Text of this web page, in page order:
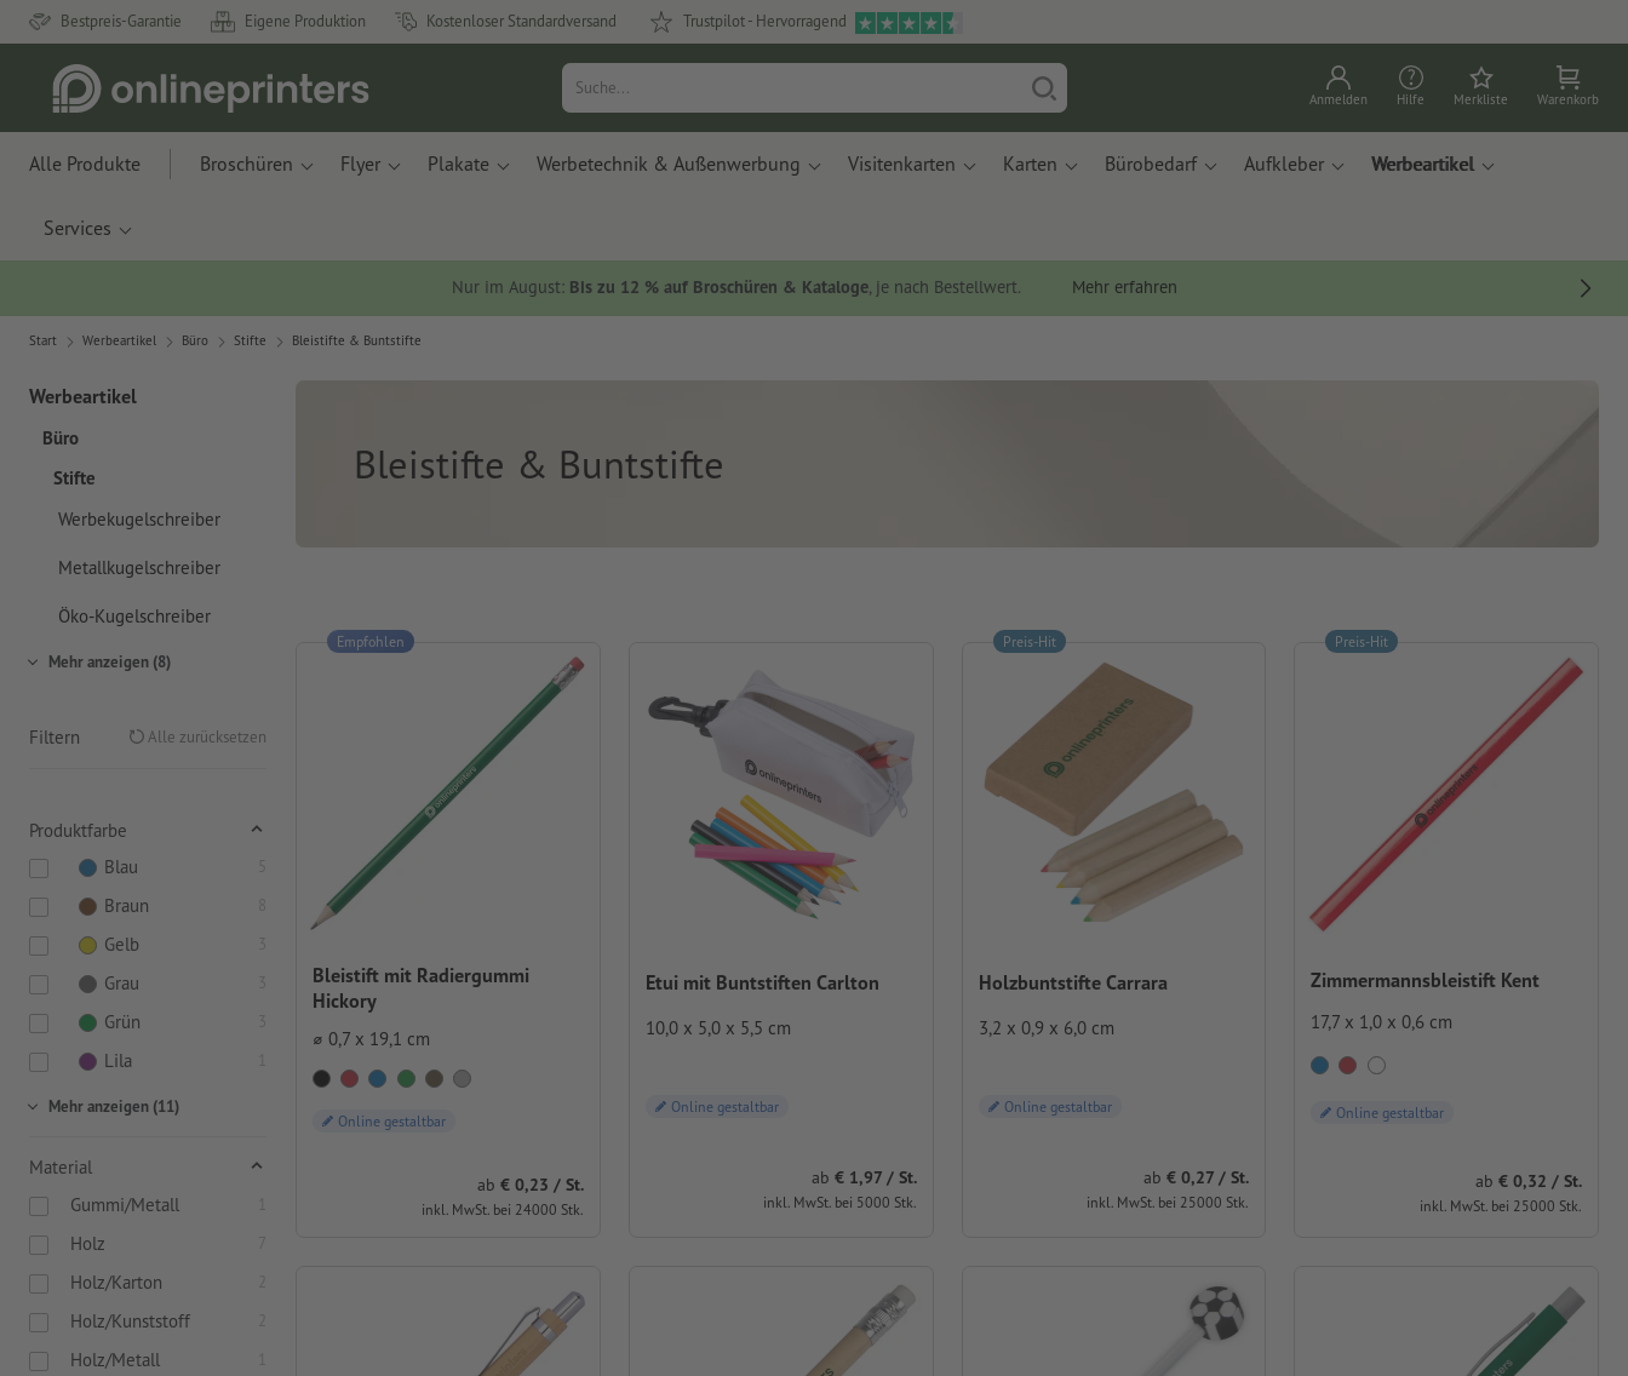
Bestpreis-Garantie Eigene Produktion Kostenloser Standardversand Trustpilot - Hervorragend
Anmelden Hilfe Merkliste Warenkorb
Alle Produkte Broschüren Flyer Plakate Werbetechnik & Außenwerbung Visitenkarten Karten Bürobedarf Aufkleber Werbeartikel
Services
Nur im August: Bis zu 12 % auf Broschüren & Kataloge, je nach Bestellwert. Mehr erfahren
Start Werbeartikel Büro Stifte Bleistifte & Buntstifte
Werbeartikel
Büro
Stifte
Werbekugelschreiber
Metallkugelschreiber
Öko-Kugelschreiber
Mehr anzeigen (8)
Filtern Alle zurücksetzen
Produktfarbe
Blau
5
Braun 8
Gelb 3
Grau 3
Grün 3
Lila 1
Mehr anzeigen (11)
Material
Gummi/Metall
1
Holz 7
Holz/Karton 2
Holz/Kunststoff 2
Holz/Metall 1
Bleistifte & Buntstifte
Bleistift mit Radiergummi
Hickory
⌀ 0,7 x 19,1 cm
Online gestaltbar
ab 0,23 / St.
inkl. MwSt. bei 24000 Stk.
Empfohlen
Etui mit Buntstiften Carlton
10,0 x 5,0 x 5,5 cm
Online gestaltbar
ab 1,97 / St.
inkl. MwSt. bei 5000 Stk.
Holzbuntstifte Carrara
3,2 x 0,9 x 6,0 cm
Online gestaltbar
ab0,27 / St.
inkl. MwSt. bei 25000 Stk.
Preis-Hit
Zimmermannsbleistift Kent
17,7 x 1,0 x 0,6 cm
Online gestaltbar
ab 0,32 / St.
inkl. MwSt. bei 25000 Stk.
Preis-Hit